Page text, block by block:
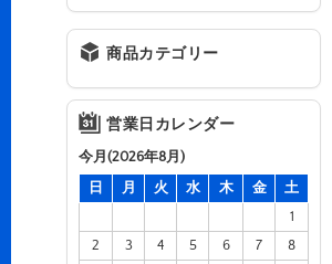
商品カテゴリー
営業日カレンダー
今月(2026年8月)
日
月 火 水 木 金
土
1
2
3 4 5 6 7
8